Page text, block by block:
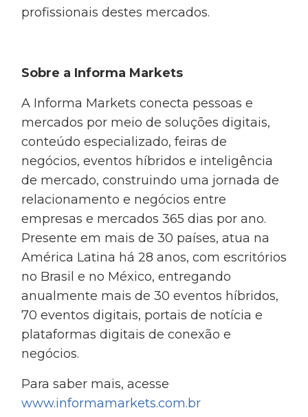
profissionais destes mercados.
Sobre a Informa Markets
A Informa Markets conecta pessoas e
mercados por meio de soluções digitais,
conteúdo especializado, feiras de
negócios, eventos híbridos e inteligência
de mercado, construindo uma jornada de
relacionamento e negócios entre
empresas e mercados 365 dias por ano.
Presente em mais de 30 países, atua na
América Latina há 28 anos, com escritórios
no Brasil e no México, entregando
anualmente mais de 30 eventos híbridos,
70 eventos digitais, portais de notícia e
plataformas digitais de conexão e
negócios.
Para saber mais, acesse
www.informamarkets.com.br